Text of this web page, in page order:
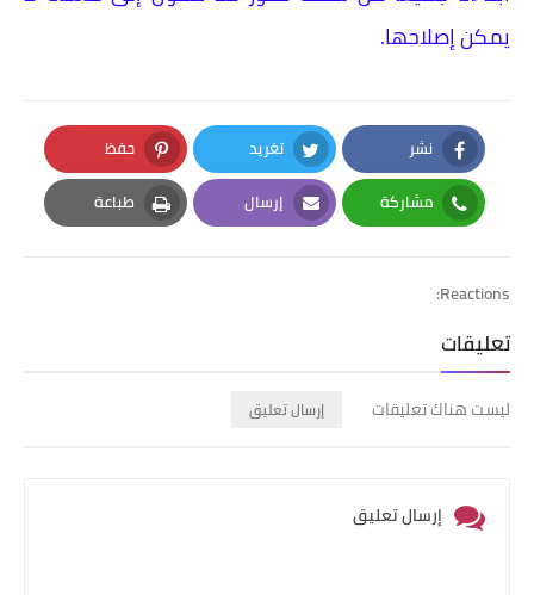
يمكن إصلاحها.
نشر
Facebook
تغريد
Twitter
حفظ
Pinterest
مشاركة
Whatsapp
إرسال
Email
طباعة
Print
Reactions:
تعليقات
ليست هناك تعليقات إرسال تعليق
إرسال تعليق